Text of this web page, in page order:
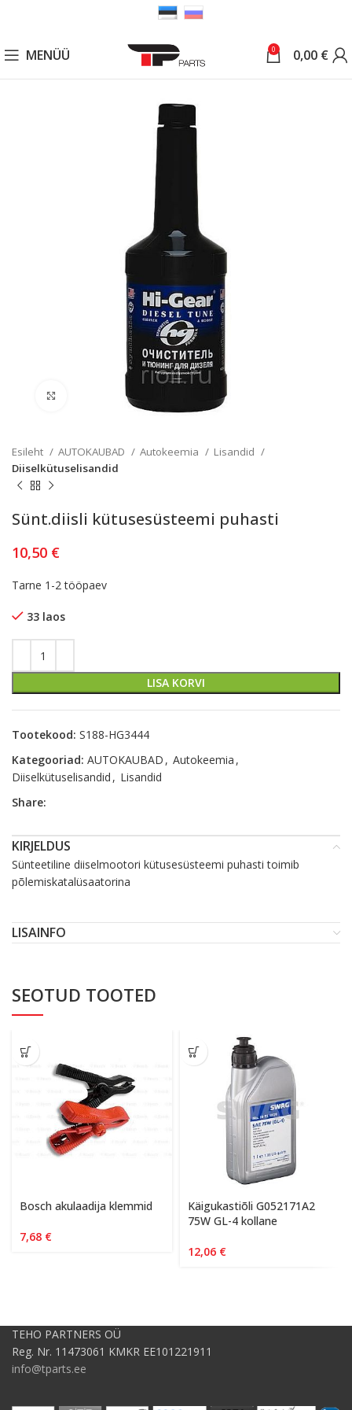
MENÜÜ 0 0,00 €
Kliki lülitamiseks
Esileht AUTOKAUBAD Autokeemia
Lisandid
Diiselkütuselisandid
Sünt.diisli kütusesüsteemi puhasti
10,50 €
Tarne 1-2 tööpaev
33 laos
LISA KORVI
Tootekood: S188-HG3444
Kategooriad: AUTOKAUBAD , Autokeemia ,
Diiselkütuselisandid , Lisandid
Share:
KIRJELDUS
Sünteetiline diiselmootori kütusesüsteemi puhasti toimib
põlemiskatalüsaatorina
LISAINFO
SEOTUD TOOTED
Bosch akulaadija klemmid
7,68 €
Käigukastiõli G052171A2
75W GL-4 kollane
12,06 €
TEHO PARTNERS OÜ
Reg. Nr. 11473061 KMKR EE101221911
info@tparts.ee